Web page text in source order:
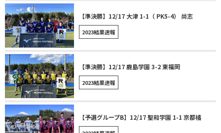
【準決勝】12/17 大津 1-1（ PK5-4） 尚志
2023結果速報
【準決勝】12/17 鹿島学園 3-2 東福岡
2023結果速報
【予選グループB】12/17 聖和学園 1-1 京都橘